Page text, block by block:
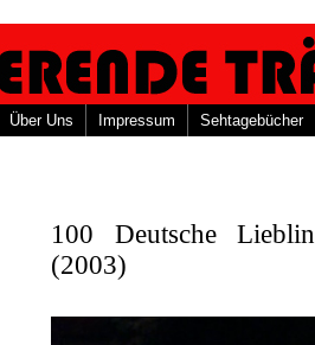
Über Uns Impressum Sehtagebücher
100 Deutsche
(2003)